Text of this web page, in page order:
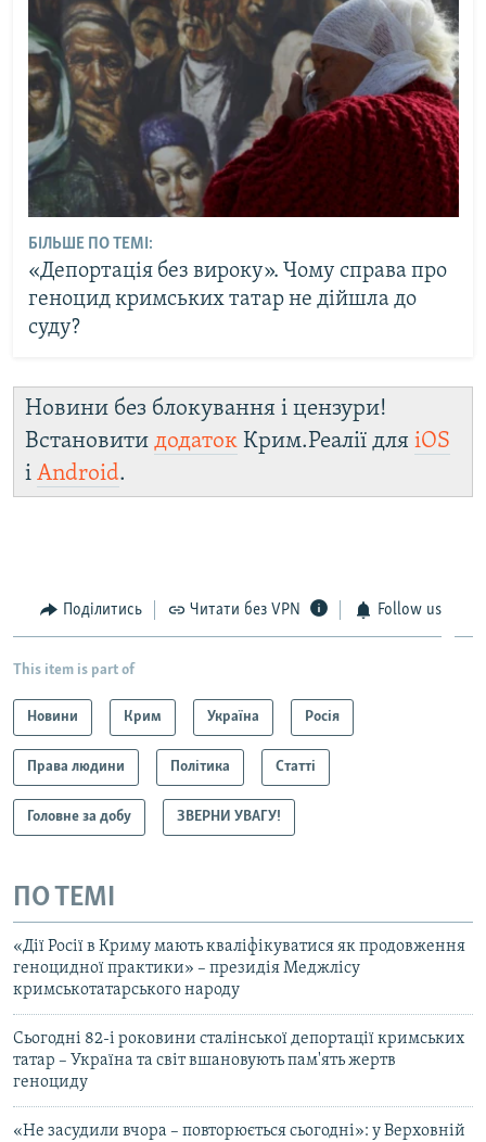
БІЛЬШЕ ПО ТЕМІ:
«Депортація без вироку». Чому справа про
геноцид кримських татар не дійшла до
суду?
Новини без блокування і цензури!
Встановити додаток Крим.Реалії для iOS
і Android.
Поділитись Читати без VPN Follow us
This item is part of
Новини Крим Україна Росія
Права людини Політика Статті
Головне за добу ЗВЕРНИ УВАГУ!
ПО ТЕМІ
«Дії Росії в Криму мають кваліфікуватися як продовження
геноцидної практики» – президія Меджлісу
кримськотатарського народу
Сьогодні 82-і роковини сталінської депортації кримських
татар – Україна та світ вшановують пам'ять жертв
геноциду
«Не засудили вчора – повторюється сьогодні»: у Верховній